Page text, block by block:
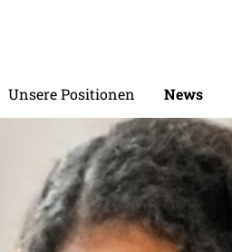
Unsere Positionen News